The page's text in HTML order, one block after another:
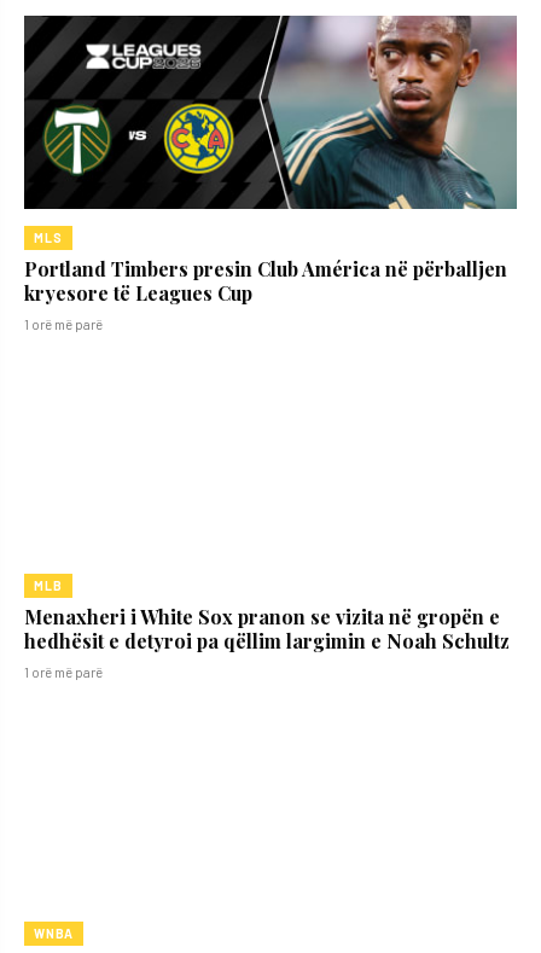
MLS
Portland Timbers presin Club América në përballjen
kryesore të Leagues Cup
1 orë më parë
MLB
Menaxheri i White Sox pranon se vizita në gropën e
hedhësit e detyroi pa qëllim largimin e Noah Schultz
1 orë më parë
WNBA